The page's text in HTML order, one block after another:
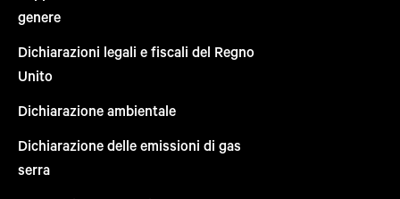
genere
Dichiarazioni legali e fiscali del Regno
Unito
Dichiarazione ambientale
Dichiarazione delle emissioni di gas
serra